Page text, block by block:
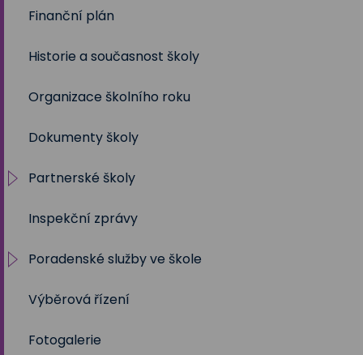
2022/2023
2021/2022
2020/2021
2019/2020
2018/2019
2017/2018
2016/2017
2015/2016
2014/2015
Volby 2023
Finanční plán
Historie a současnost školy
Organizace školního roku
Dokumenty školy
Partnerské školy
Projekty
Inspekční zprávy
Poradenské služby ve škole
Výchovný a kariérní poradce
Metodik prevence
Výběrová řízení
Fotogalerie